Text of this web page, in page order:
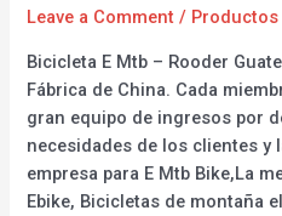
Leave a Comment / Productos
Bicicleta E Mtb – Rooder
Fábrica de China. Cada
gran equipo de ingresos por
necesidades de los clientes y
empresa para E Mtb Bike,La
Ebike, Bicicletas de montaña